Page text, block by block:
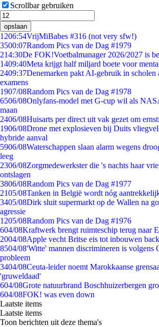
Scrollbar gebruiken
opslaan
1206:54VrijMiBabes #316 (not very sfw!)
3500:07Random Pics van de Dag #1979
214:30De FOK!Voetbalmanager 2026/2027 is
1409:40Meta krijgt half miljard boete voor
2409:37Denemarken pakt AI-gebruik in scholen
examens
1907/08Random Pics van de Dag #1978
6506/08Onlyfans-model met G-cup wil als
maan
2406/08Huisarts per direct uit vak gezet om
1906/08Drone met explosieven bij Duits
hybride aanval
5906/08Waterschappen slaan alarm wegens
leeg
2306/08Zorgmedewerkster die 's nachts haar
ontslagen
3806/08Random Pics van de Dag #1977
2105/08Tanken in België wordt nóg
3405/08Dirk sluit supermarkt op de Wallen na
agressie
1205/08Random Pics van de Dag #1976
604/08Kraftwerk brengt ruimteschip terug naar
2004/08Apple vecht Britse eis tot inbouwen
8504/08'Witte' mannen discrimineren is volgens
probleem
3404/08Ceuta-leider noemt Marokkaanse
'gruweldaad'
604/08Grote natuurbrand Boschhuizerbergen
604/08FOK! was even down
Laatste items
Laatste items
Toon berichten uit deze thema's